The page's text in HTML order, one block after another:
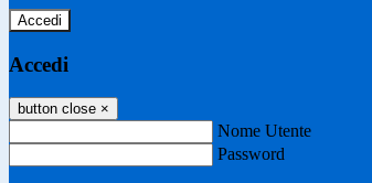
Accedi
Accedi
button close ×
Nome Utente
Password